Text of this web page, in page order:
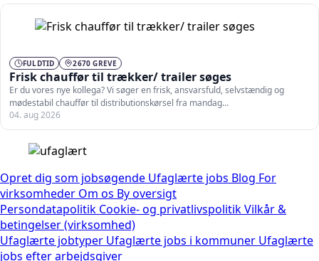
FULDTID 2670 GREVE
Frisk chauffør til trækker/ trailer søges
Er du vores nye kollega? Vi søger en frisk, ansvarsfuld, selvstændig og
mødestabil chauffør til distributionskørsel fra mandag…
04. aug 2026
Opret dig som jobsøgende Ufaglærte jobs Blog For
virksomheder Om os By oversigt
Persondatapolitik Cookie- og privatlivspolitikVilkår &
betingelser (virksomhed)
Ufaglærte jobtyper Ufaglærte jobs i kommuner Ufaglærte
jobs efter arbejdsgiver